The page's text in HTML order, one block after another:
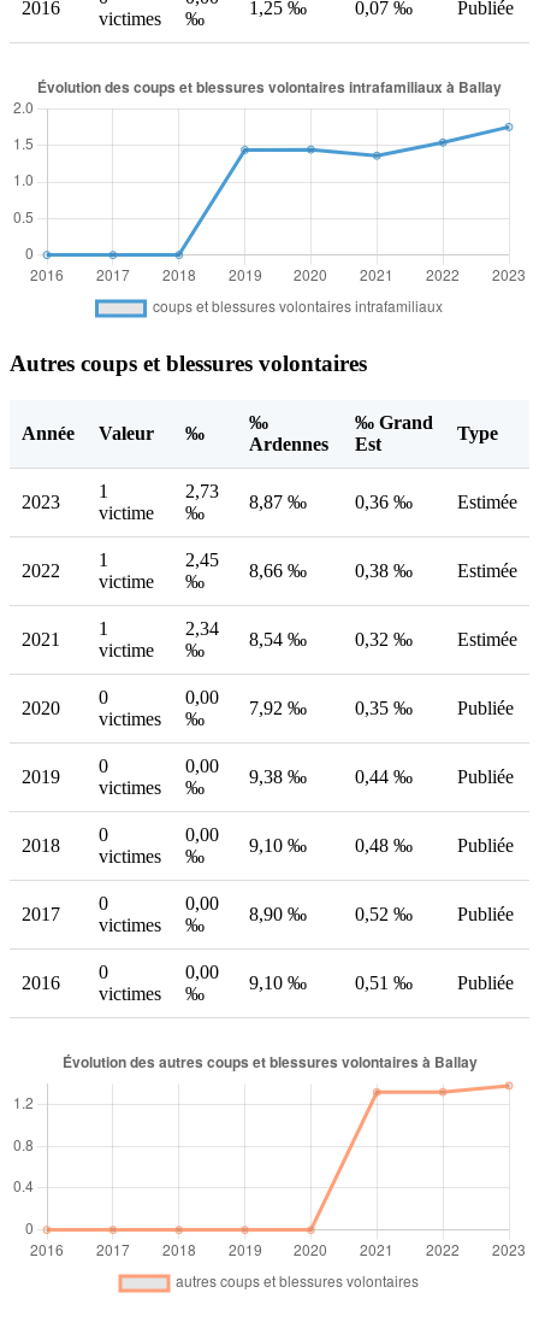
2016
victimes
‰
1,25 ‰ 0,07 ‰ Publiée
Autres coups et blessures volontaires
Année Valeur ‰
‰
Ardennes
‰ Grand
Est
Type
2023
1
victime
2,73
‰
8,87 ‰ 0,36 ‰ Estimée
2022
1
victime
2,45
‰
8,66 ‰ 0,38 ‰ Estimée
2021
1
victime
2,34
‰
8,54 ‰ 0,32 ‰ Estimée
2020
0
victimes
0,00
‰
7,92 ‰ 0,35 ‰ Publiée
2019
0
victimes
0,00
‰
9,38 ‰ 0,44 ‰ Publiée
2018
0
victimes
0,00
‰
9,10 ‰ 0,48 ‰ Publiée
2017
0
victimes
0,00
‰
8,90 ‰ 0,52 ‰ Publiée
2016
0
victimes
0,00
‰
9,10 ‰ 0,51 ‰ Publiée